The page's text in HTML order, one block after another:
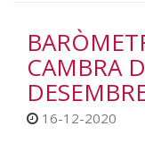
CAMBRA
16-12-2020